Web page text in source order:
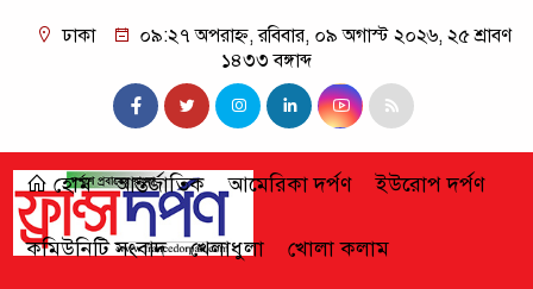
ঢাকা
০৯:২৭ অপরাহ্ন, রবিবার, ০৯ অগাস্ট ২০২৬, ২৫ শ্রাবণ
১৪৩৩ বঙ্গাব্দ
হোম আন্তর্জাতিক আমেরিকা দর্পণ ইউরোপ দর্পণ
কমিউনিটি সংবাদ খেলাধুলা খোলা কলাম